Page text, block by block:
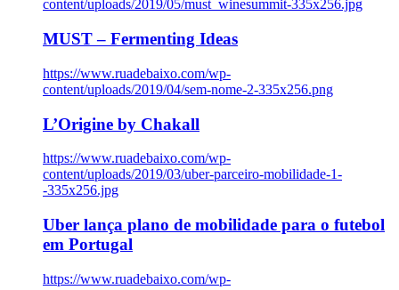
content/uploads/2019/05/must_winesummit-335x256.jpg
MUST – Fermenting Ideas
https://www.ruadebaixo.com/wp-
content/uploads/2019/04/sem-nome-2-335x256.png
L’Origine by Chakall
https://www.ruadebaixo.com/wp-
content/uploads/2019/03/uber-parceiro-mobilidade-1-
-335x256.jpg
Uber lança plano de mobilidade para o futebol
em Portugal
https://www.ruadebaixo.com/wp-